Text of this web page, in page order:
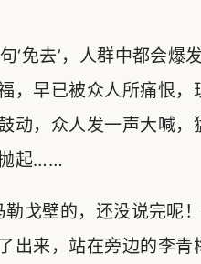
免去’，人群中都会爆
，早已被众人所痛恨
动，众人发一声大喊
起……
戈壁的，还没说完呢
出来，站在旁边的李